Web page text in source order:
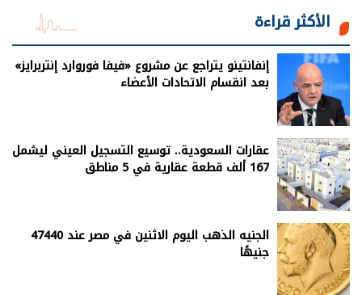
الأكثر قراءة
إنفانتينو يتراجع عن مشروع «فيفا فوروارد إنتربرايز»
بعد انقسام الاتحادات الأعضاء
عقارات السعودية.. توسيع التسجيل العيني ليشمل
167 ألف قطعة عقارية في 5 مناطق
الجنيه الذهب اليوم الاثنين في مصر عند 47440
جنيهًا